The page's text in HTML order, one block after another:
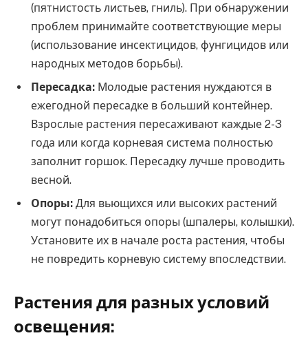
(пятнистость листьев, гниль). При обнаружении
проблем принимайте соответствующие меры
(использование инсектицидов, фунгицидов или
народных методов борьбы).
Пересадка: Молодые растения нуждаются в
ежегодной пересадке в больший контейнер.
Взрослые растения пересаживают каждые 2-3
года или когда корневая система полностью
заполнит горшок. Пересадку лучше проводить
весной.
Опоры: Для вьющихся или высоких растений
могут понадобиться опоры (шпалеры, колышки).
Установите их в начале роста растения, чтобы
не повредить корневую систему впоследствии.
Растения для разных условий
освещения: